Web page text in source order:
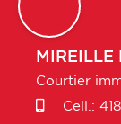
MIREILLE
Courtier
Cell.: